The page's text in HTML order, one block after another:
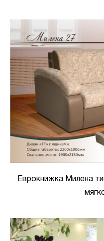
Еврокнижка Милена